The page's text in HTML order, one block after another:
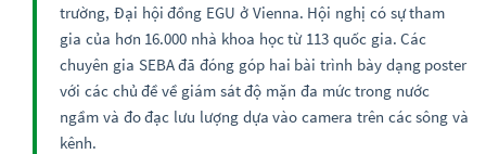
trường, Đại hội đồng EGU ở Vienna. Hội nghị có sự tham
gia của hơn 16.000 nhà khoa học từ 113 quốc gia. Các
chuyên gia SEBA đã đóng góp hai bài trình bày dạng poster
với các chủ đề về giám sát độ mặn đa mức trong nước
ngầm và đo đạc lưu lượng dựa vào camera trên các sông và
kênh.